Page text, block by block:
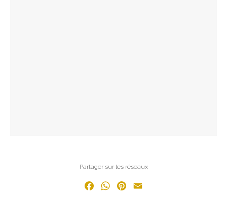
Partager sur les réseaux
FacebookWhatsApp
Pinterest